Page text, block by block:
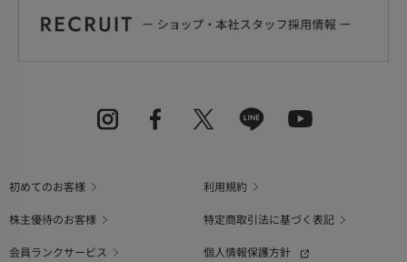
初めてのお客様
利用規約
株主優待のお客様
特定商取引法に基づく表記
会員ランクサービス
個人情報保護方針